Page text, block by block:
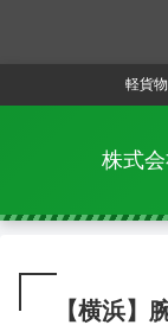
軽貨
株式
【横浜】